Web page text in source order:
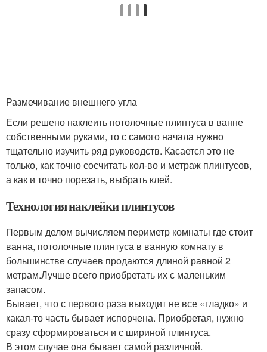
Размечивание внешнего угла
Если решено наклеить потолочные плинтуса в ванне
собственными руками, то с самого начала нужно
тщательно изучить ряд руководств. Касается это не
только, как точно сосчитать кол-во и метраж плинтусов,
а как и точно порезать, выбрать клей.
Технология наклейки плинтусов
Первым делом вычисляем периметр комнаты где стоит
ванна, потолочные плинтуса в ванную комнату в
большинстве случаев продаются длиной равной 2
метрам.Лучше всего приобретать их с маленьким
запасом.
Бывает, что с первого раза выходит не все «гладко» и
какая-то часть бывает испорчена. Приобретая, нужно
сразу сформироваться и с шириной плинтуса.
В этом случае она бывает самой различной.